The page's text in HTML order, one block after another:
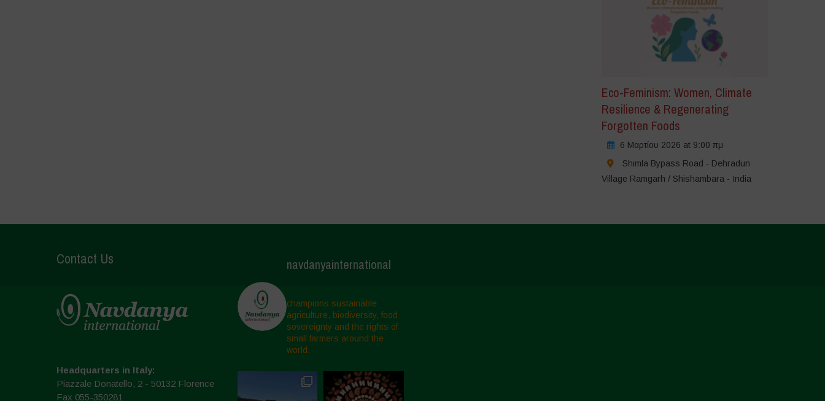
Eco-Feminism: Women, Climate
Resilience & Regenerating
Forgotten Foods
6 Μαρτίου 2026 at 9:00 πμ
Shimla Bypass Road - Dehradun
Village Ramgarh / Shishambara - India
Contact Us
Headquarters in Italy:
Piazzale Donatello, 2 - 50132 Florence
Fax 055-350281
navdanyainternational
champions sustainable
agriculture, biodiversity, food
sovereignty and the rights of
small farmers around the
world.